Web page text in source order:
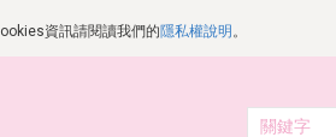
資訊請閱讀我們的隱私權說明 。